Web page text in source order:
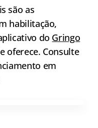
são as
habilitação,
do Gringo
oferece. Consulte
em